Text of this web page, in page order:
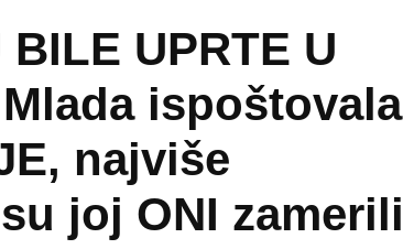
BILE UPRTE U
ispoštovala
najviše
joj ONI zamerili